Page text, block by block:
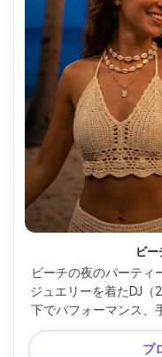
ビ
ビーチの夜のパーティ
ジュエリーを着たDJ（
下でパフォーマンス、
った垂直ポスターレイ
QR RSVPスペース、プ